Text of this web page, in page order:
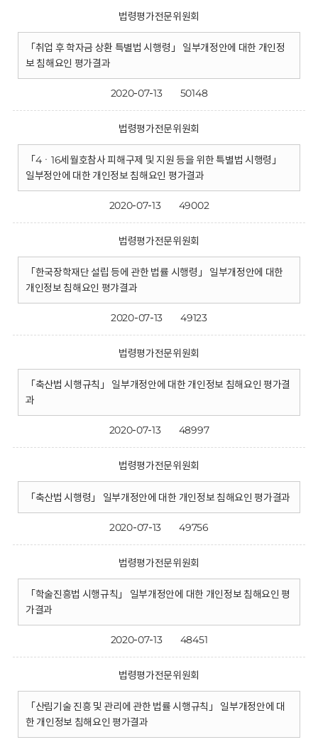
법령평가전문위원회
「취업 후 학자금 상환 특별법 시행령」 일부개정안에 대한 개인정
보 침해요인 평가결과
2020-07-13 50148
법령평가전문위원회
「4ㆍ16세월호참사 피해구제 및 지원 등을 위한 특별법 시행령」
일부정안에 대한 개인정보 침해요인 평가결과
2020-07-13 49002
법령평가전문위원회
「한국장학재단 설립 등에 관한 법률 시행령」 일부개정안에 대한
개인정보 침해요인 평갸결과
2020-07-13 49123
법령평가전문위원회
「축산법 시행규칙」 일부개정안에 대한 개인정보 침해요인 평가결
과
2020-07-13 48997
법령평가전문위원회
「축산법 시행령」 일부개정안에 대한 개인정보 침해요인 평가결과
2020-07-13 49756
법령평가전문위원회
「학술진흥법 시행규칙」 일부개정안에 대한 개인정보 침해요인 평
가결과
2020-07-13 48451
법령평가전문위원회
「산림기술 진흥 및 관리에 관한 법률 시행규칙」 일부개정안에 대
한 개인정보 침해요인 평가결과